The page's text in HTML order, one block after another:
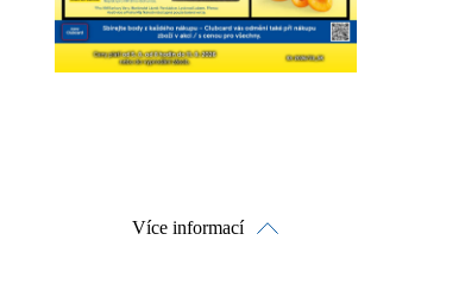
Více informací